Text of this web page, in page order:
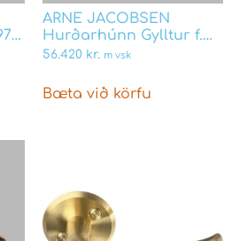
ARNE JACOBSEN
Hurðarhúnn Gylltur f.
assa og boda læsing
56.420 kr. m vsk
Bæta við körfu